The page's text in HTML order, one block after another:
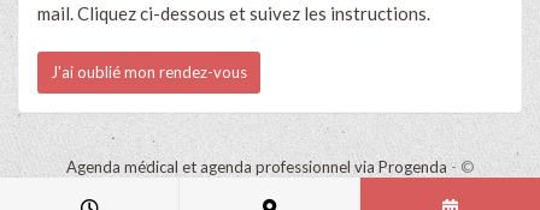
mail. Cliquez ci-dessous et suivez les instructions.
J'ai oublié mon rendez-vous
Agenda médical et agenda professionnel via Progenda - ©